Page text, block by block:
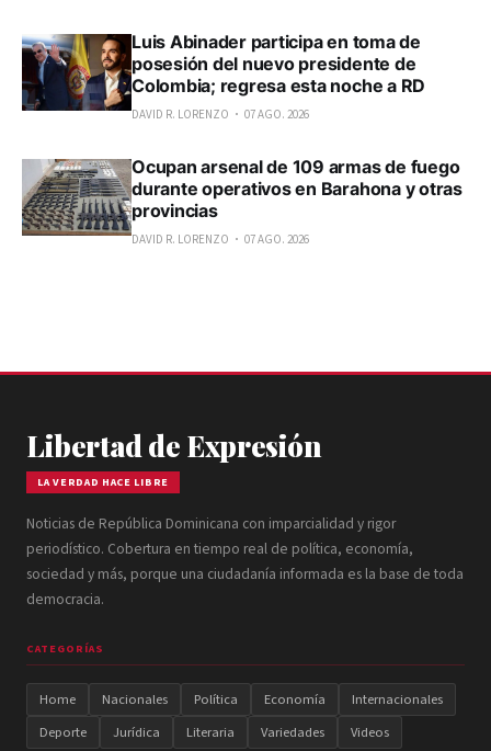
Luis Abinader participa en toma de
posesión del nuevo presidente de
Colombia; regresa esta noche a RD
DAVID R. LORENZO 07 AGO. 2026
Ocupan arsenal de 109 armas de fuego
durante operativos en Barahona y otras
provincias
DAVID R. LORENZO 07 AGO. 2026
Libertad de Expresión
LA VERDAD HACE LIBRE
Noticias de República Dominicana con imparcialidad y rigor
periodístico. Cobertura en tiempo real de política, economía,
sociedad y más, porque una ciudadanía informada es la base de toda
democracia.
CATEGORÍAS
Home Nacionales Política Economía
Internacionales
Deporte
Jurídica Literaria Variedades Videos